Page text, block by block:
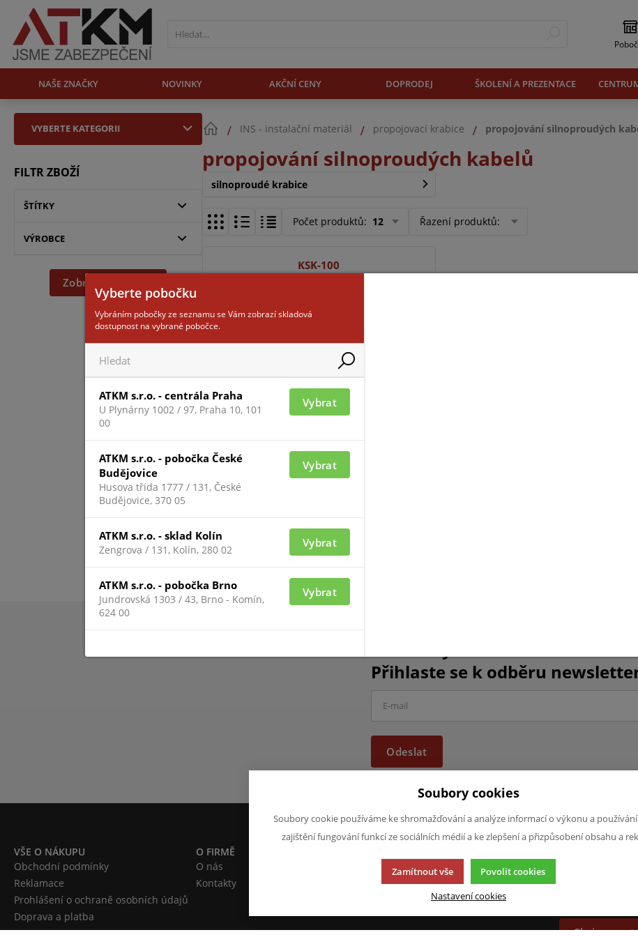
NAŠE ZNAČKY NOVINKY AKČNÍ CENY DOPRODEJ ŠKOLENÍ A PREZENTACE
VYBERTE KATEGORII
FILTR ZBOŽÍ
ŠTÍTKY
VÝROBCE
Zobrazit dle filtru
INS - instalační materiál propojovací krabice propojování silnoproudých
propojování silnoproudých kabelů
silnoproudé krabice
Počet produktů: 12 Řazení produktů:
KSK-100
Pro zobrazení informací je nutné být
Přihlaste se k odběru
Odeslat
VŠE O NÁKUPU
Obchodní podmínky
Reklamace
Prohlášení o ochraně osobních údajů
Doprava a platba
O FIRMĚ
O nás
Kontakty
CS
Chcete nám
produktech
Chci napsat
Soubory cookies
Soubory cookie používáme ke shromažďování a analýze informací o výkonu a
zajištění fungování funkcí ze sociálních médií a ke zlepšení a přizpůsobení obsahu a
Zamítnout vše Povolit cookies
Nastavení cookies
Vyberte pobočku
Vybráním pobočky ze seznamu se Vám zobrazí skladová
dostupnost na vybrané pobočce.
ATKM s.r.o. - centrála Praha
U Plynárny 1002 / 97, Praha 10, 101
00
Vybrat
ATKM s.r.o. - pobočka České
Budějovice
Husova třída 1777 / 131, České
Budějovice, 370 05
Vybrat
ATKM s.r.o. - sklad Kolín
Zengrova / 131, Kolín, 280 02
Vybrat
ATKM s.r.o. - pobočka Brno
Jundrovská 1303 / 43, Brno - Komín,
624 00
Vybrat